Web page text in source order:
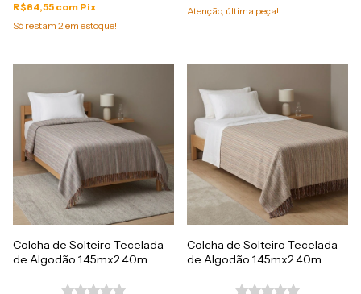
R$84,55 com Pix
Só restam 2em estoque!
Atenção, última peça!
Colcha de Solteiro Tecelada
de Algodão 1.45mx2.40m
Colcha de Solteiro Tecelada
de Algodão 1.45mx2.40m